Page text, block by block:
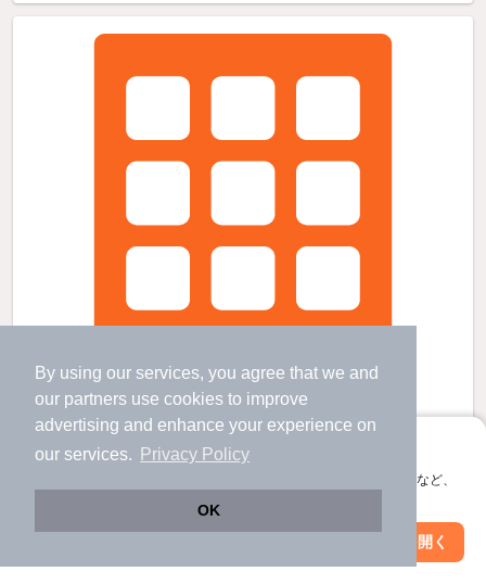
By using our services, you agree that we and
our partners use cookies to improve
advertising and enhance your experience on
our services.
Privacy Policy
OK
アプリに切り替えて、サクサクお部屋探し
会員登録なしですぐ使える。マップ検索やお気に入り保存など、
アプリを開く
岩国駅 歩
西岩国駅 歩37分 （岩徳線など）
絞り込み条件を変更